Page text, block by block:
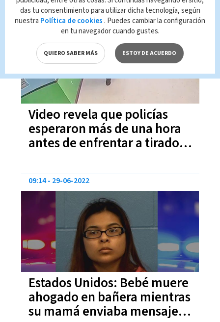
Video revela que policías
esperaron más de una hora
antes de enfrentar a tirador
09:21 13-07-2022
Estados Unidos: Bebé muere
ahogado en bañera mientras
su mamá enviaba mensajes
09:14 29-06-2022
das tu consentimiento para utilizar dicha tecnología, según
nuestra Política de cookies . Puedes cambiar la configuración
en tu navegador cuando gustes.
QUIERO SABER MÁS ESTOY DE ACUERDO